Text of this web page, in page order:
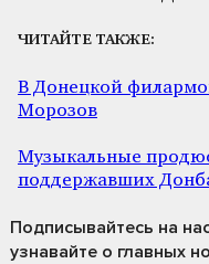
ЧИТАЙТЕ ТАКЖЕ:
В Донецкой
Морозов
Музыкальные
поддержавших
Подписывайтесь на
узнавайте о главных